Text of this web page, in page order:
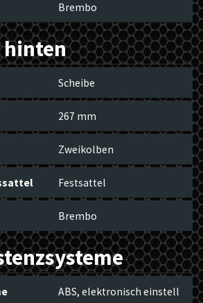
Brembo
hinten
Scheibe
267 mm
Zweikolben
Festsattel
Brembo
ABS, elektronisch einstell